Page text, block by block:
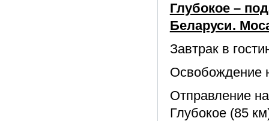
Глубокое –
Беларуси.
Завтрак в
Освобождение
Отправление
Глубокое (85